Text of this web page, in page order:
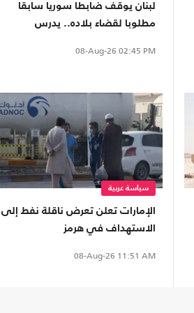
لبنان يوقف ضابطا سوريا سابقا
مطلوبا لقضاء بلاده.. يدرس
08-Aug-26 02:45 PM
سياسة عربية
الإمارات تعلن تعرض ناقلة نفط إلى
الاستهداف في هرمز
08-Aug-26 11:51 AM